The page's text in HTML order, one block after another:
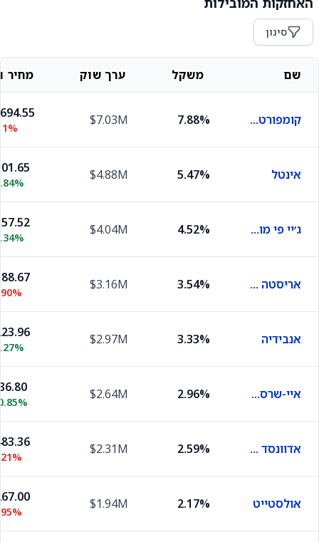
סינון
שם משקל ערך שוק מחיר
קומפורט סיסטמס יו.אס.איי 7.88%
$7.03M
אינטל 5.47%
$4.88M
ג׳יי פי מורגן 4.52%
$4.04M
אריסטה נטוורקס 3.54%
$3.16M
אנבידיה 3.33%
$2.97M
איי-שרס ביטקוין 2.96%
$2.64M
אדוונסד מיקרו דיווייסז 2.59%
$2.31M
אולסטייט 2.17%
$1.94M